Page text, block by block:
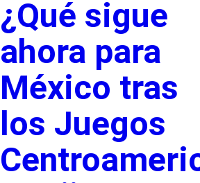
¿Qué sigue
ahora para
México tras
los Juegos